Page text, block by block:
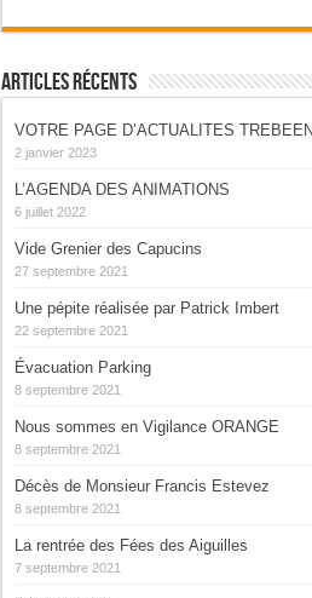
Articles Récents
VOTRE PAGE D’ACTUALITES
2 janvier 2023
L’AGENDA DES ANIMATIONS
6 juillet 2022
Vide Grenier des Capucins
27 septembre 2021
Une pépite réalisée par Patrick Imbert
22 septembre 2021
Évacuation Parking
8 septembre 2021
Nous sommes en Vigilance ORANGE
8 septembre 2021
Décès de Monsieur Francis Estevez
8 septembre 2021
La rentrée des Fées des Aiguilles
7 septembre 2021